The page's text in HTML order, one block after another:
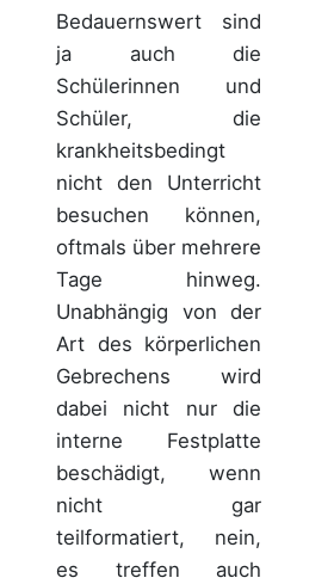
Bedauernswert sind
ja auch die
Schülerinnen und
Schüler, die
krankheitsbedingt
nicht den Unterricht
besuchen können,
oftmals über mehrere
Tage hinweg.
Unabhängig von der
Art des körperlichen
Gebrechens wird
dabei nicht nur die
interne Festplatte
beschädigt, wenn
nicht gar
teilformatiert, nein,
es treffen auch